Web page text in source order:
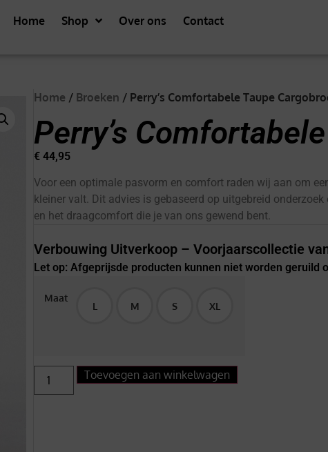
Home Shop Over ons Contact
Home / Broeken / Perry’s Comfortabele Taupe
Perry’s
€ 44,95
Voor een optimale pasvorm en comfort raden wij aan om
kleiner valt. Dit advies is gebaseerd op uitgebreid
en het draagcomfort die je van ons gewend bent.
Verbouwing Uitverkoop – Voorjaarscollectie
Let op: Afgeprijsde producten kunnen niet worden geruild
Maat
L M S XL
Toevoegen aan winkelwagen